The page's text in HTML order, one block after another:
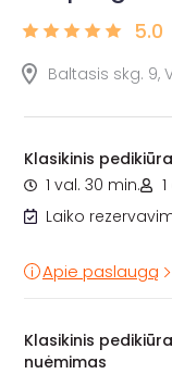
5.0
Baltasis skg. 9,
Klasikinis
1 val. 30 min.
Laiko
Apie paslaugą
Klasikinis
nuėmimas